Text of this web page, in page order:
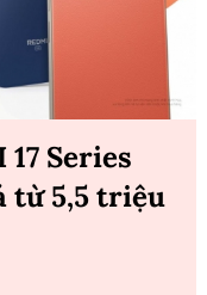
Series
từ 5,5 triệu